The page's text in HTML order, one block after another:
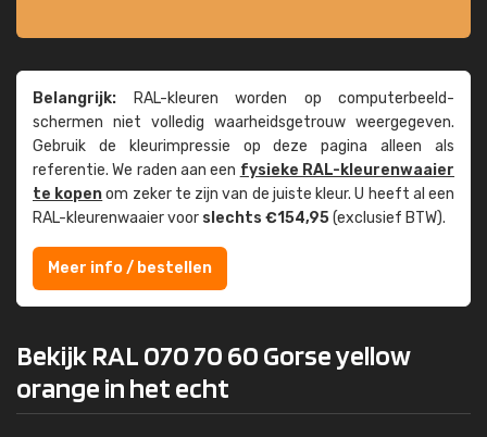
Belangrijk: RAL-kleuren worden op computer­beeld­
schermen niet volledig waarheids­­getrouw weer­gegeven.
Gebruik de kleur­impressie op deze pagina alleen als
referentie. We raden aan een fysieke RAL-kleuren­waaier
te kopenom zeker te zijn van de juiste kleur. U heeft al een
RAL-kleuren­waaier voor slechts €154,95(exclusief BTW).
Meer info / bestellen
Bekijk RAL 070 70 60 Gorse yellow
orange in het echt